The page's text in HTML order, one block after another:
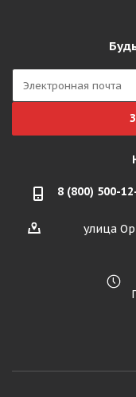
8 (800) 500-
улица